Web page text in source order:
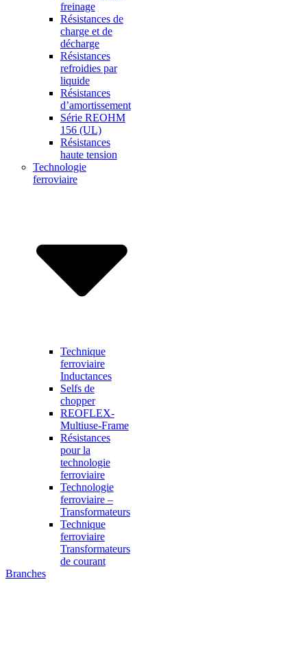
freinage
Résistances de
charge et de
décharge
Résistances
refroidies par
liquide
Résistances
d’amortissement
Série REOHM
156 (UL)
Résistances
haute tension
Technologie
ferroviaire
Technique
ferroviaire
Inductances
Selfs de
chopper
REOFLEX-
Multiuse-Frame
Résistances
pour la
technologie
ferroviaire
Technologie
ferroviaire –
Transformateurs
Technique
ferroviaire
Transformateurs
de courant
Branches